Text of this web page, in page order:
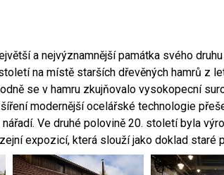
a nejvýznamnější památka svého
na místě starších dřevěných hamrů z
se v hamru zkujňovalo vysokopecní
modernější ocelářské technologie
Ve druhé polovině 20. století byla
expozicí, která slouží jako doklad staré